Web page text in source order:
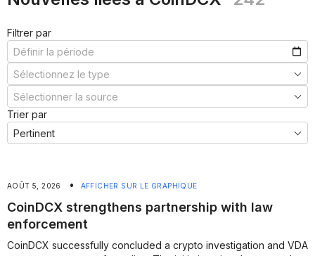
Filtrer par
Trier par
AOÛT 5, 2026 • AFFICHER SUR LE GRAPHIQUE
CoinDCX strengthens partnership with law
enforcement
CoinDCX successfully concluded a crypto investigation and VDA